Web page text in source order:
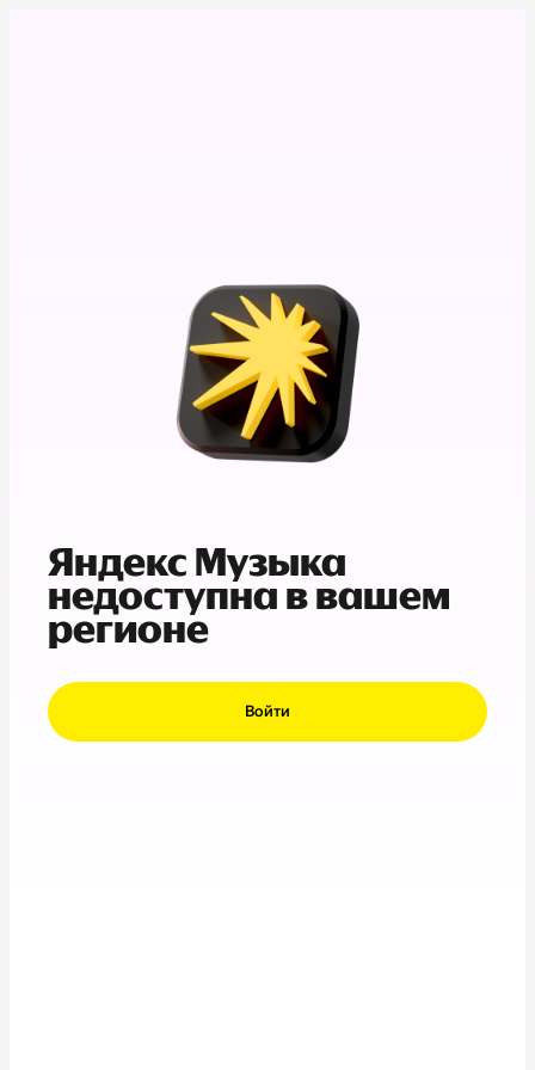
Яндекс Музыка
недоступна в вашем
регионе
Войти